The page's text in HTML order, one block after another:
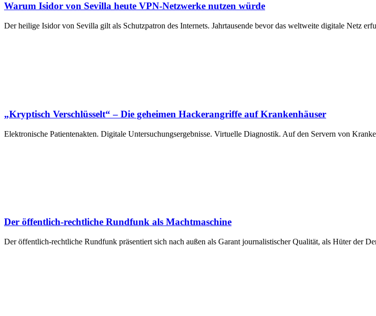
Warum Isidor von Sevilla heute VPN-Netzwerke nutzen würde
Der heilige Isidor von Sevilla gilt als Schutzpatron des Internets. Jahrtausende bevor das weltweite digitale Netz
„Kryptisch Verschlüsselt“ – Die geheimen Hackerangriffe auf Krankenhäuser
Elektronische Patientenakten. Digitale Untersuchungsergebnisse. Virtuelle Diagnostik. Auf den Servern von
Der öffentlich-rechtliche Rundfunk als Machtmaschine
Der öffentlich-rechtliche Rundfunk präsentiert sich nach außen als Garant journalistischer Qualität, als Hüter der